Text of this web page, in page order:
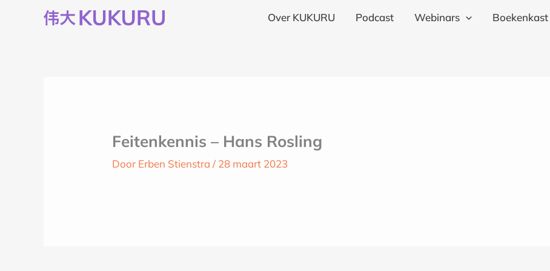
Over KUKURU Podcast Webinars Boekenkast
Feitenkennis – Hans Rosling
Door Erben Stienstra/ 28 maart 2023